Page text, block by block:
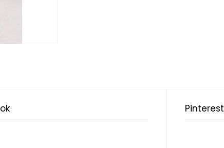
Pinterest